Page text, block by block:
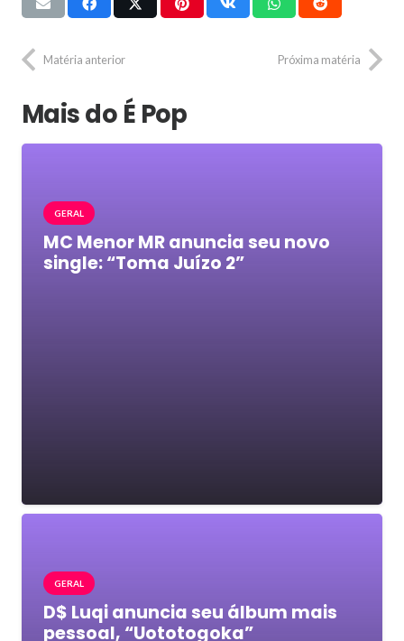
Matéria anterior Próxima matéria
Mais do É Pop
GERAL
MC Menor MR anuncia seu novo
single: “Toma Juízo 2”
GERAL
D$ Luqi anuncia seu álbum mais
pessoal, “Uototogoka”